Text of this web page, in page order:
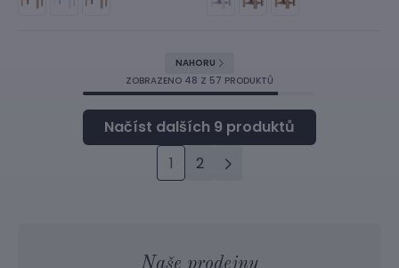
NAHORU
ZOBRAZENO 48 Z 57 PRODUKTŮ
1 2
Naše prodejny